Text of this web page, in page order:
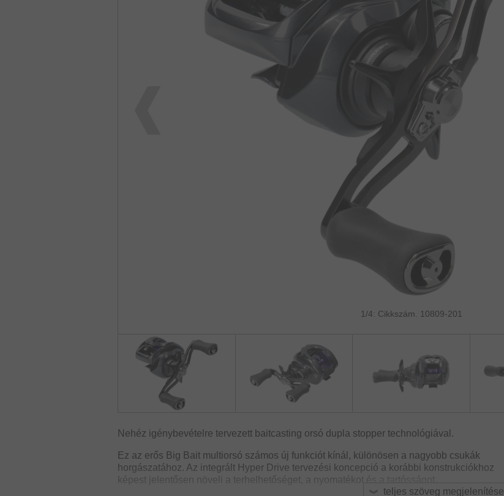
1/4: Cikkszám. 10809-201
teljes szöveg megjelenítése
Nehéz igénybevételre tervezett baitcasting orsó dupla stopper technológiával.
Ez az erős Big Bait multiorsó számos új funkciót kínál, különösen a nagyobb csukák
horgászatához. Az integrált Hyper Drive tervezési koncepció a korábbi konstrukciókhoz
képest jelentősen növeli a terhelhetőséget, a nyomatékot és a tartósságot.